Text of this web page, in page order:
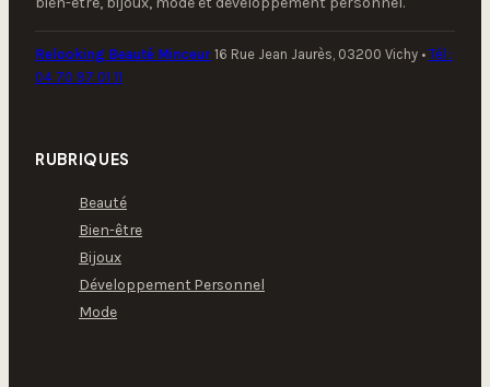
Relooking Beauté Minceur 16 Rue Jean Jaurès, 03200 Vichy • Tél :
04 70 97 01 11
RUBRIQUES
Beauté
Bien-être
Bijoux
Développement Personnel
Mode